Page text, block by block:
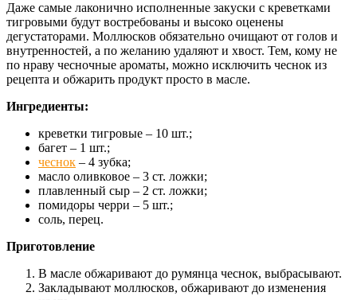
Даже самые лаконично исполненные закуски с креветками
тигровыми будут востребованы и высоко оценены
дегустаторами. Моллюсков обязательно очищают от голов и
внутренностей, а по желанию удаляют и хвост. Тем, кому не
по нраву чесночные ароматы, можно исключить чеснок из
рецепта и обжарить продукт просто в масле.
Ингредиенты:
креветки тигровые – 10 шт.;
багет – 1 шт.;
чеснок – 4 зубка;
масло оливковое – 3 ст. ложки;
плавленный сыр – 2 ст. ложки;
помидоры черри – 5 шт.;
соль, перец.
Приготовление
В масле обжаривают до румянца чеснок, выбрасывают.
Закладывают моллюсков, обжаривают до изменения